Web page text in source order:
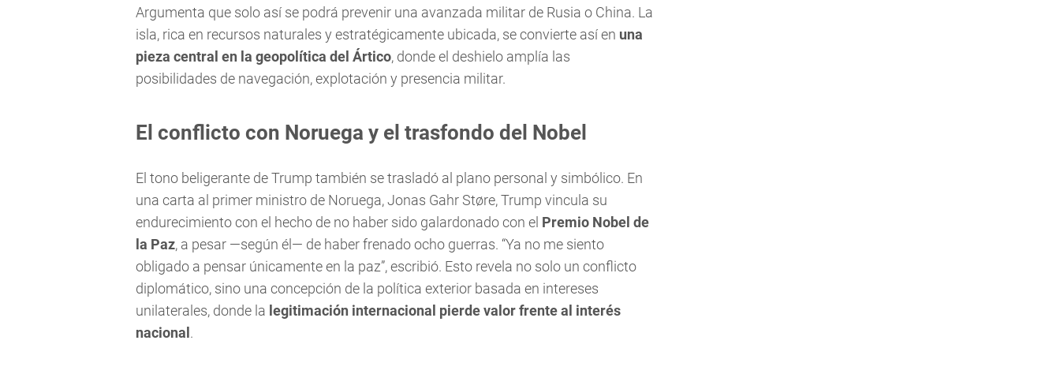
Argumenta que solo así se podrá prevenir una avanzada militar de Rusia o China. La
isla, rica en recursos naturales y estratégicamente ubicada, se convierte así en una
pieza central en la geopolítica del Ártico, donde el deshielo amplía las
posibilidades de navegación, explotación y presencia militar.
El conflicto con Noruega y el trasfondo del Nobel
El tono beligerante de Trump también se trasladó al plano personal y simbólico. En
una carta al primer ministro de Noruega, Jonas Gahr Støre, Trump vincula su
endurecimiento con el hecho de no haber sido galardonado con el Premio Nobel de
la Paz, a pesar —según él— de haber frenado ocho guerras. “Ya no me siento
obligado a pensar únicamente en la paz”, escribió. Esto revela no solo un conflicto
diplomático, sino una concepción de la política exterior basada en intereses
unilaterales, donde la legitimación internacional pierde valor frente al interés
nacional .